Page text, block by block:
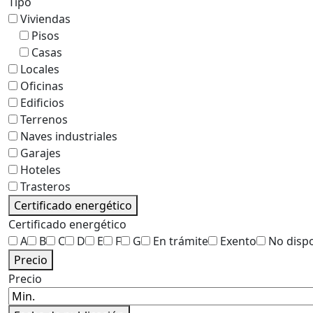
Viviendas
Pisos
Casas
Locales
Oficinas
Edificios
Terrenos
Naves industriales
Garajes
Hoteles
Trasteros
Certificado energético
Certificado energético
A
B C D E F G En trámite Exento
No
Precio
Precio